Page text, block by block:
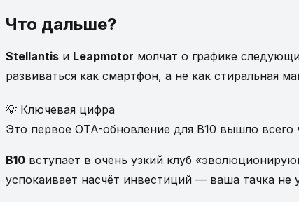
Что дальше?
Stellantis и Leapmotor молчат о графике
развиваться как смартфон, а не как стиральная
💡 Ключевая цифра
Это первое OTA-обновление для B10 вышло
B10 вступает в очень узкий клуб
успокаивает насчёт инвестиций — ваша тачка не